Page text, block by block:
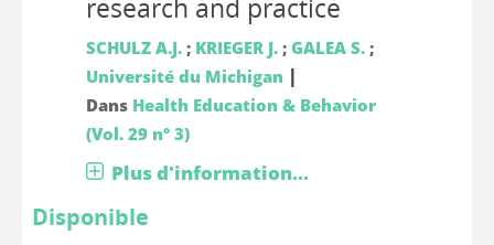
research and practice
SCHULZ A.J.; KRIEGER J.; GALEA S.;
Université du Michigan |
Dans Health Education & Behavior
(Vol. 29 n° 3)
Plus d'information...
Disponible